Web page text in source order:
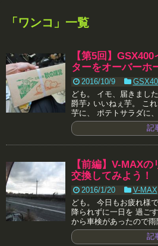
「 ワンコ 」 一覧
【第5回】
ターをオーバーホ
2016/10/9
ども。 イモ、届きま
爵芋♪ いいねぇ芋。 こ
芋に、 ポテトサラダに
記
【前編】V-MAX
交換してみよう！
2016/1/20
V-MAX
ども。 今日もお疲れ様
降られずに一日を 過ご
から車検があったので雨
記